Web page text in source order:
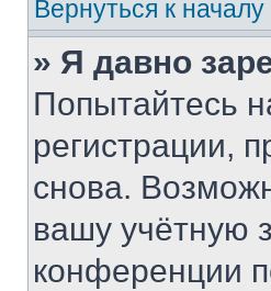
Вернуться к началу
» Я давно
Попытайтесь
регистрации,
снова.
вашу учётную
конференции